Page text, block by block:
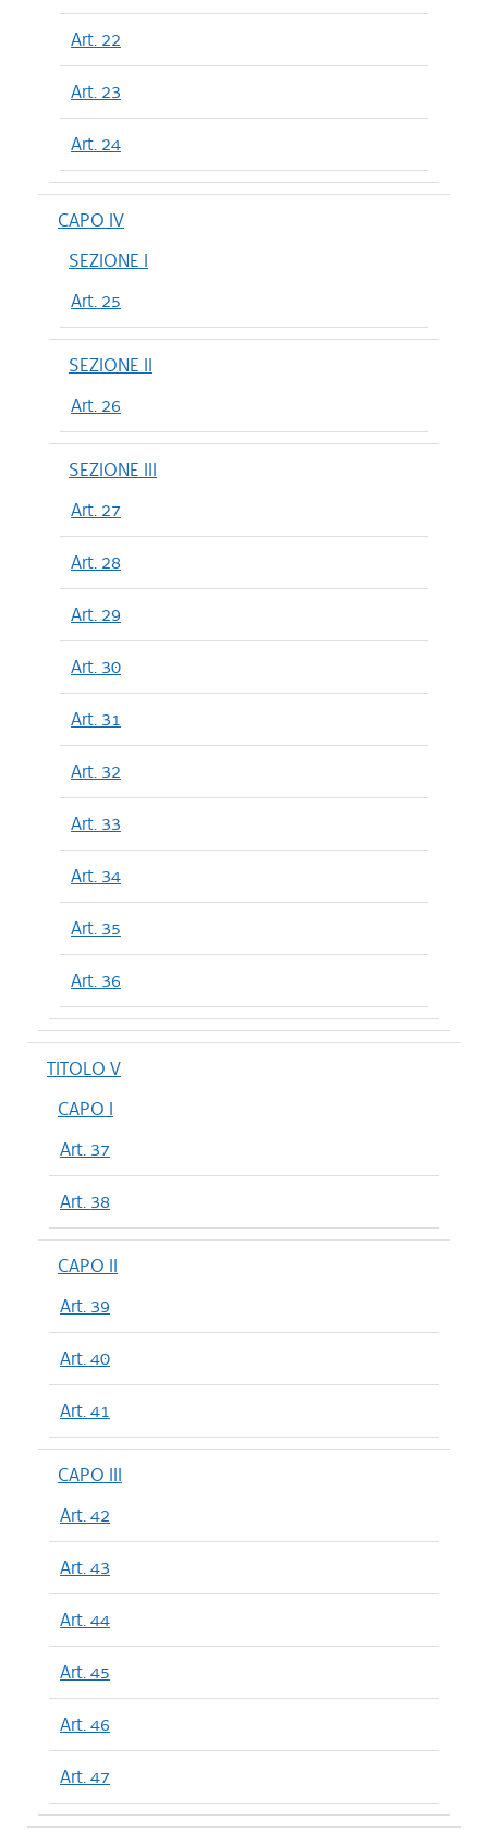
Art. 22
Art. 23
Art. 24
CAPO IV
SEZIONE I
Art. 25
SEZIONE II
Art. 26
SEZIONE III
Art. 27
Art. 28
Art. 29
Art. 30
Art. 31
Art. 32
Art. 33
Art. 34
Art. 35
Art. 36
TITOLO V
CAPO I
Art. 37
Art. 38
CAPO II
Art. 39
Art. 40
Art. 41
CAPO III
Art. 42
Art. 43
Art. 44
Art. 45
Art. 46
Art. 47